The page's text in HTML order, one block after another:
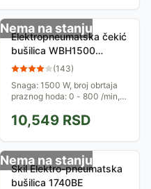
Nema na stanju
Elektropneumatska čekić
bušilica WBH1500
71115000
(143)
Snaga: 1500 W, broj obrtaja
praznog hoda: 0 - 800 /min,
3900 /min, prihvat burgije:
SDS plus, prečnik burgije: 32
mm max.,...
10,549 RSD
Nema na stanju
Skil Elektro-pneumatska
bušilica 1740BE